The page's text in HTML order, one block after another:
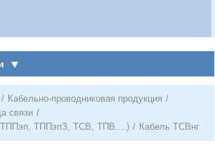
/ Кабельно-проводниковая продукция /
связи /
ТППэпЗ, ТСВ, ТПВ....) / Кабель ТСВнг